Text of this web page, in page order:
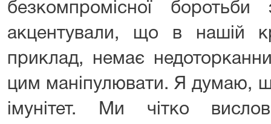
безкомпромісної
акцентували, що в нашій
приклад, немає
цим маніпулювати. Я думаю,
імунітет. Ми чітко